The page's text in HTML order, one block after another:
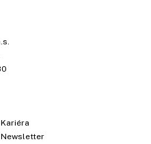
Kariéra
Newsletter